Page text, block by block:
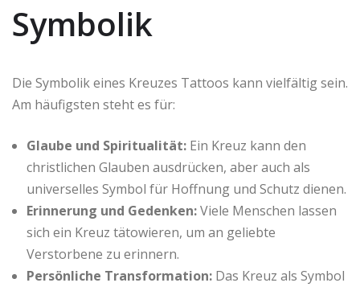
Symbolik
Die Symbolik eines Kreuzes Tattoos kann vielfältig sein.
Am häufigsten steht es für:
Glaube und Spiritualität: Ein Kreuz kann den
christlichen Glauben ausdrücken, aber auch als
universelles Symbol für Hoffnung und Schutz dienen.
Erinnerung und Gedenken:Viele Menschen lassen
sich ein Kreuz tätowieren, um an geliebte
Verstorbene zu erinnern.
Persönliche Transformation: Das Kreuz als Symbol